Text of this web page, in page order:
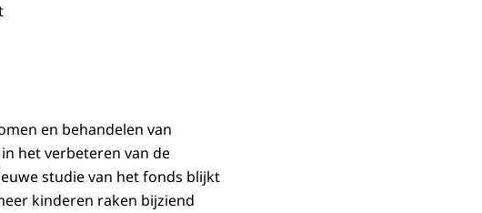
en behandelen van
het verbeteren van de
studie van het fonds blijkt
kinderen raken bijziend